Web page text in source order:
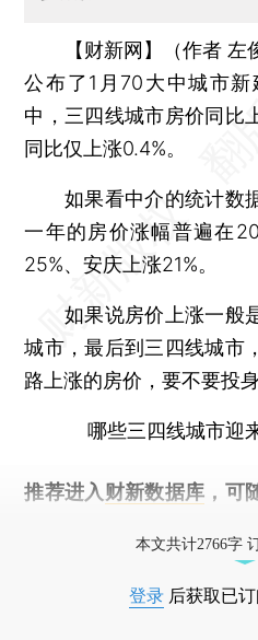
【财新网】（作者 左
公布了1月70大中城市新
中，三四线城市房价同比
同比仅上涨0.4%。
如果看中介的统计数
一年的房价涨幅普遍在
25%、安庆上涨21%。
如果说房价上涨一般
城市，最后到三四线城市
路上涨的房价，要不要投
哪些三四线城市迎
推荐进入 财新数据库 ，可
本文共计2766字
登录 后获取已